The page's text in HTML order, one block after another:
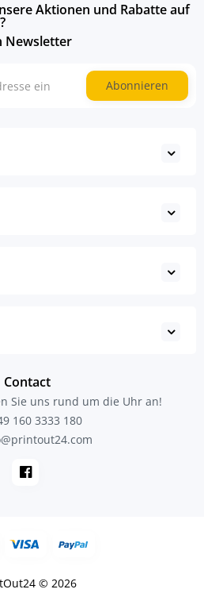
Aktionen und Rabatte auf
Newsletter
Abonnieren
Contact
Sie uns rund um die Uhr an!
160 3333 180
© 2026